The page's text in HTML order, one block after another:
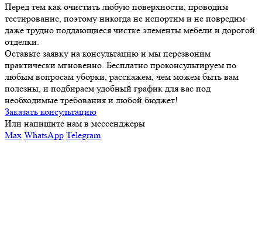
Перед тем как очистить любую поверхности, проводим
тестирование, поэтому никогда не испортим и не повредим
даже трудно поддающиеся чистке элементы мебели и дорогой
отделки.
Оставьте заявку на консультацию и мы перезвоним
практически мгновенно. Бесплатно проконсультируем по
любым вопросам уборки, расскажем, чем можем быть вам
полезны, и подбираем удобный график для вас под
необходимые требования и любой бюджет!
Заказать консультацию
Или напишите нам в мессенджеры
Max WhatsApp Telegram